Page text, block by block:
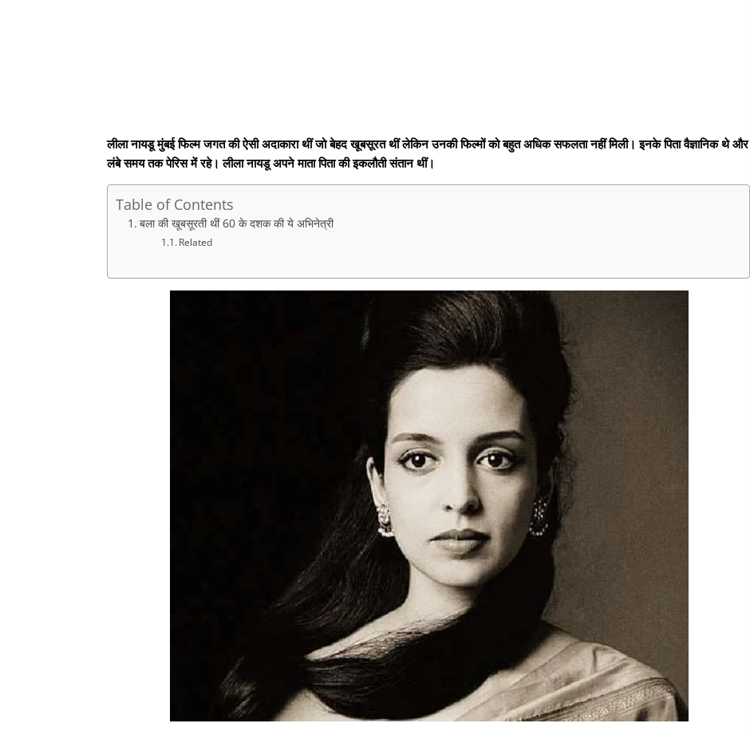
लीला नायडू मुंबई फिल्म जगत की ऐसी अदाकारा थीं जो बेहद खूबसूरत थीं लेकिन उनकी फिल्मों को बहुत अधिक सफलता नहीं मिली। इनके पिता वैज्ञानिक थे और
लंबे समय तक पेरिस में रहे। लीला नायडू अपने माता पिता की इकलौती संतान थीं।
Table of Contents
बला की खूबसूरती थीं 60 के दशक की ये अभिनेत्री
Related